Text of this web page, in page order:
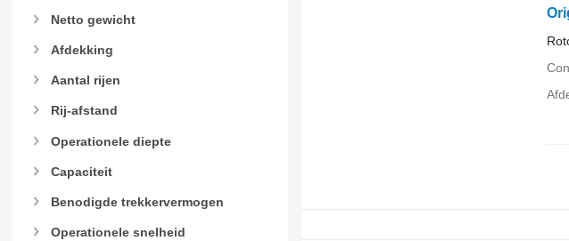
Netto gewicht
Afdekking
Aantal rijen
Rij-afstand
Operationele diepte
Capaciteit
Benodigde trekkervermogen
Operationele snelheid